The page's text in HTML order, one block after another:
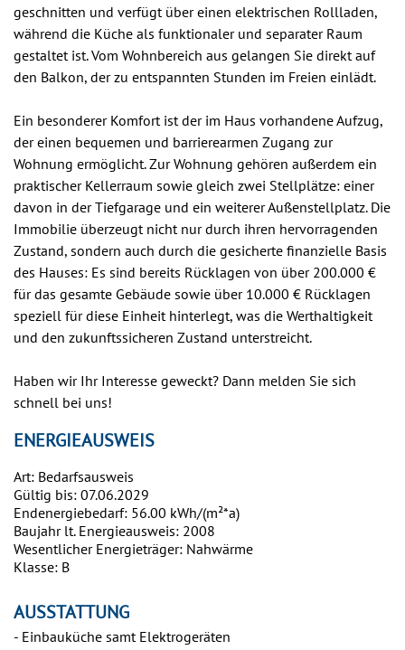
geschnitten und verfügt über einen elektrischen Rollladen,
während die Küche als funktionaler und separater Raum
gestaltet ist. Vom Wohnbereich aus gelangen Sie direkt auf
den Balkon, der zu entspannten Stunden im Freien einlädt.
Ein besonderer Komfort ist der im Haus vorhandene Aufzug,
der einen bequemen und barrierearmen Zugang zur
Wohnung ermöglicht. Zur Wohnung gehören außerdem ein
praktischer Kellerraum sowie gleich zwei Stellplätze: einer
davon in der Tiefgarage und ein weiterer Außenstellplatz. Die
Immobilie überzeugt nicht nur durch ihren hervorragenden
Zustand, sondern auch durch die gesicherte finanzielle Basis
des Hauses: Es sind bereits Rücklagen von über 200.000 €
für das gesamte Gebäude sowie über 10.000 € Rücklagen
speziell für diese Einheit hinterlegt, was die Werthaltigkeit
und den zukunftssicheren Zustand unterstreicht.
Haben wir Ihr Interesse geweckt? Dann melden Sie sich
schnell bei uns!
ENERGIEAUSWEIS
Art: Bedarfsausweis
Gültig bis: 07.06.2029
Endenergiebedarf: 56.00 kWh/(m²*a)
Baujahr lt. Energieausweis: 2008
Wesentlicher Energieträger: Nahwärme
Klasse: B
AUSSTATTUNG
- Einbauküche samt Elektrogeräten